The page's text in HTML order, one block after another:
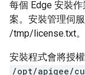
每個 Edge 安裝
案。安裝管理伺
/tmp/license.txt。
安裝程式會將授
/opt/apigee/